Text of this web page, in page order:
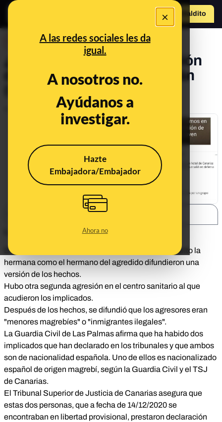
×
A las redes sociales les da
igual.
A nosotros no.
Ayúdanos a
investigar.
Hazte
Embajadora/Embajador
Ahora no
Hazte Maldito
¿Qué sabemos de la agresión
del 9 de diciembre en Mogán
(Gran Canaria)?
Dec 16, 2020, 6:51:00 AM
El 9 de diciembre hubo una agresión en Mogán y tanto la
hermana como el hermano del agredido difundieron una
versión de los hechos.
Hubo otra segunda agresión en el centro sanitario al que
acudieron los implicados.
Después de los hechos, se difundió que los agresores eran
"menores magrebíes" o "inmigrantes ilegales".
La Guardia Civil de Las Palmas afirma que ha habido dos
implicados que han declarado en los tribunales y que ambos
son de nacionalidad española. Uno de ellos es nacionalizado
español de origen magrebí, según la Guardia Civil y el TSJ
de Canarias.
El Tribunal Superior de Justicia de Canarias asegura que
estas dos personas, que a fecha de 14/12/2020 se
encontraban en libertad provisional, prestaron declaración